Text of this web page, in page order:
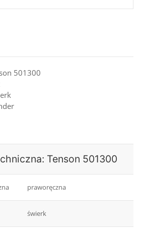
501300
Tenson 501300
praworęczna
świerk